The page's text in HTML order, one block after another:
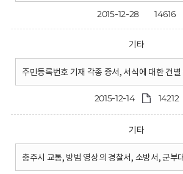
2015-12-28 14616
기타
주민등록번호 기재 각종 증서, 서식에 대한 건별
2015-12-14 14212
기타
충주시 교통, 방범 영상의 경찰서, 소방서, 군부